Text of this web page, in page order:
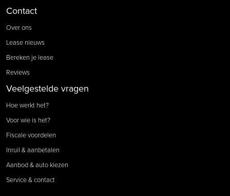
Contact
Over ons
Lease nieuws
Bereken je lease
Reviews
Veelgestelde vragen
Hoe werkt het?
Voor wie is het?
Fiscale voordelen
Inruil & aanbetalen
Aanbod & auto kiezen
Service & contact